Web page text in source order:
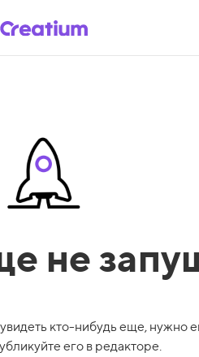
не
кто-нибудь еще, нужно
его в редакторе.